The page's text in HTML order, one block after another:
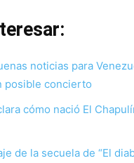
noticias para
posible concierto
cómo nació El
de la secuela de “El